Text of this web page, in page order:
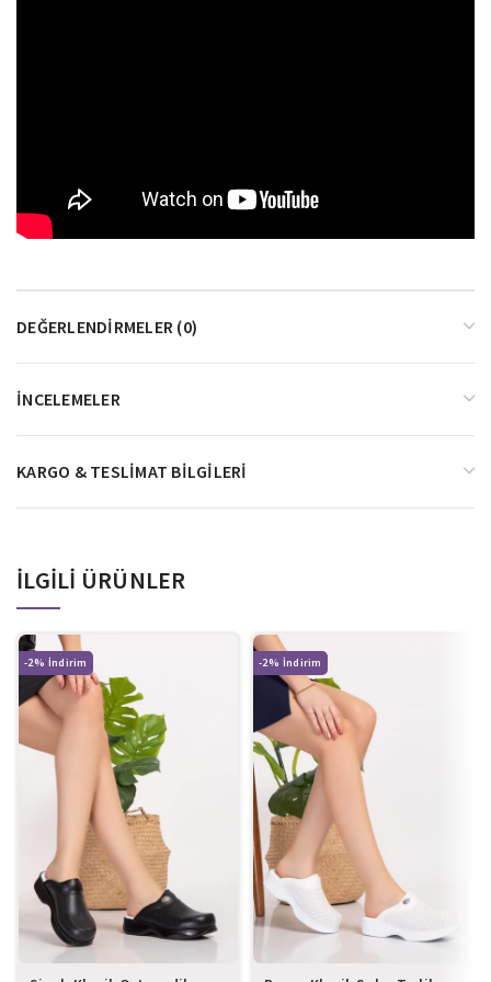
DEĞERLENDIRMELER (0)
İNCELEMELER
KARGO & TESLIMAT BILGILERI
İLGILI ÜRÜNLER
-2% -2%